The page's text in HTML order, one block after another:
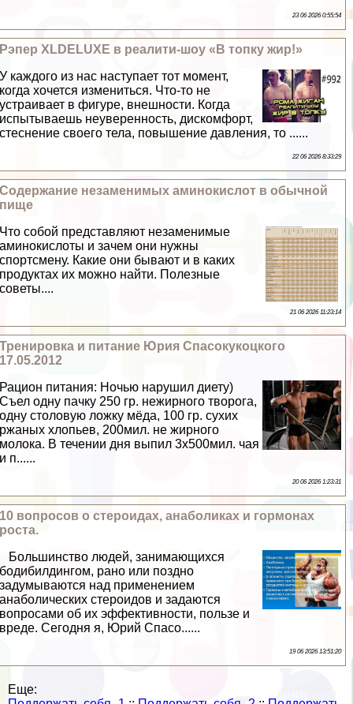
23 06 2026 0:55:54
Рэпер XLDELUXE в реалити-шоу «В топку жир!»
У каждого из нас наступает тот момент,
когда хочется измениться. Что-то не
устраивает в фигуре, внешности. Когда
испытываешь неуверенность, дискомфорт,
стеснение своего тела, повышение давления, то ......
22 06 2026 8:33:29
Содержание незаменимых аминокислот в обычной
пище
Что собой представляют незаменимые
аминокислоты и зачем они нужны
спортсмену. Какие они бывают и в каких
продуктах их можно найти. Полезные
советы....
21 06 2026 11:23:14
Тренировка и питание Юрия Спасокукоцкого
17.05.2012
Рацион питания: Ночью нарушил диету)
Съел одну пачку 250 гр. нежирного творога,
одну столовую ложку мёда, 100 гр. сухих
ржаных хлопьев, 200мил. не жирного
молока. В течении дня выпил 3х500мил. чая
и п......
20 06 2026 1:23:31
10 вопросов о стероидах, анаболиках и гормонах
роста.
Большинство людей, занимающихся
бодибилдингом, рано или поздно
задумываются над применением
анаболических стероидов и задаются
вопросами об их эффективности, пользе и
вреде. Сегодня я, Юрий Спасо......
19 06 2026 13:51:20
Еще: